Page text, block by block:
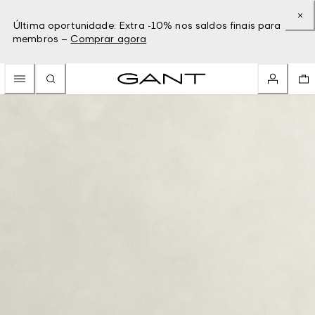
Última oportunidade: Extra -10% nos saldos finais para
membros – Comprar agora